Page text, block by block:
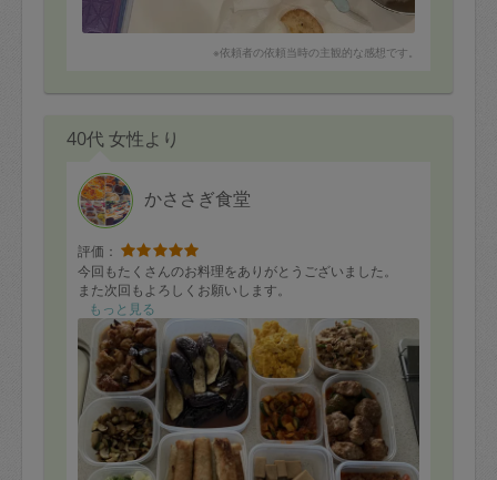
※依頼者の依頼当時の主観的な感想です。
40代 女性より
かささぎ食堂
評価：
今回もたくさんのお料理をありがとうございました。
また次回もよろしくお願いします。
もっと見る